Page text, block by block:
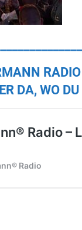
DA, WO